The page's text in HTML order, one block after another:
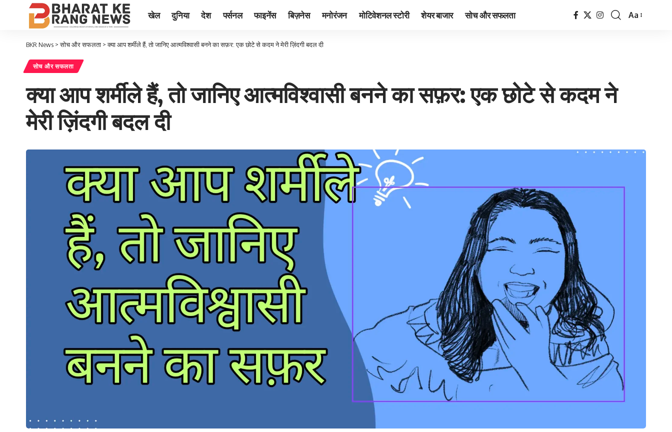
खेल दुनिया देश पर्सनल फाइनेंस बिज़नेस मनोरंजन मोटिवेशनल स्टोरी शेयर बाजार सोच और सफलता
Font
Aa
BKR News >सोच और सफलता >क्या आप शर्मीले हैं, तो जानिए आत्मविश्वासी बनने का सफ़र: एक छोटे से कदम ने मेरी ज़िंदगी बदल दी
सोच और सफलता
क्या आप शर्मीले हैं, तो जानिए आत्मविश्वासी बनने का सफ़र: एक छोटे से कदम ने
मेरी ज़िंदगी बदल दी